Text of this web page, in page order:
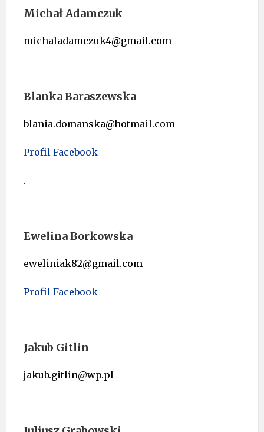
Michał Adamczuk
michaladamczuk4@gmail.com
Blanka Baraszewska
blania.domanska@hotmail.com
Profil Facebook
.
Ewelina Borkowska
eweliniak82@gmail.com
Profil Facebook
Jakub Gitlin
jakub.gitlin@wp.pl